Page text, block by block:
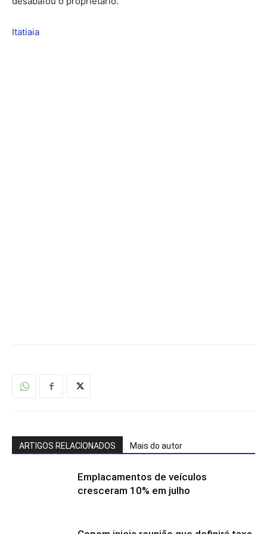
Itatiaia
ARTIGOS RELACIONADOS Mais do autor
Emplacamentos de veículos
cresceram 10% em julho